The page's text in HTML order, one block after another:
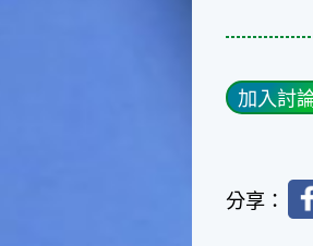
加入討
分享：